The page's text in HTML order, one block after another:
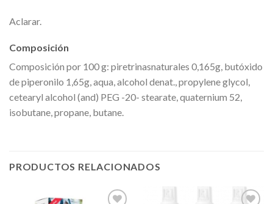
Aclarar.
Composición
Composición por 100 g: piretrinasnaturales 0,165g, butóxido
de piperonilo 1,65g, aqua, alcohol denat., propylene glycol,
cetearyl alcohol (and) PEG -20- stearate, quaternium 52,
isobutane, propane, butane.
PRODUCTOS RELACIONADOS